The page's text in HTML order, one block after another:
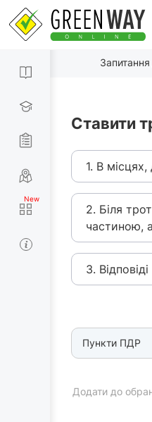
Ставити
1. В
2. Біля
частиною,
3. Відповіді
Пункти ПДР
Додати до